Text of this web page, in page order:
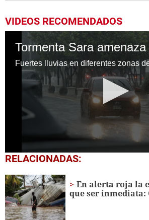
VIDEOS RECOMENDADOS
0
seconds
1
minute,
7
seconds
RELACIONADAS:
En alerta roja la
que ser inmediata: